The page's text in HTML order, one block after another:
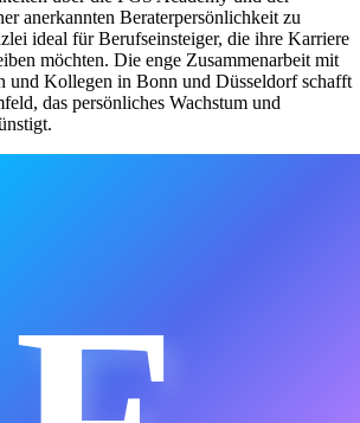
anerkannten Beraterpersönlichkeit zu
ideal für Berufseinsteiger, die ihre Karriere
möchten. Die enge Zusammenarbeit mit
und Kollegen in Bonn und Düsseldorf schafft
das persönliches Wachstum und